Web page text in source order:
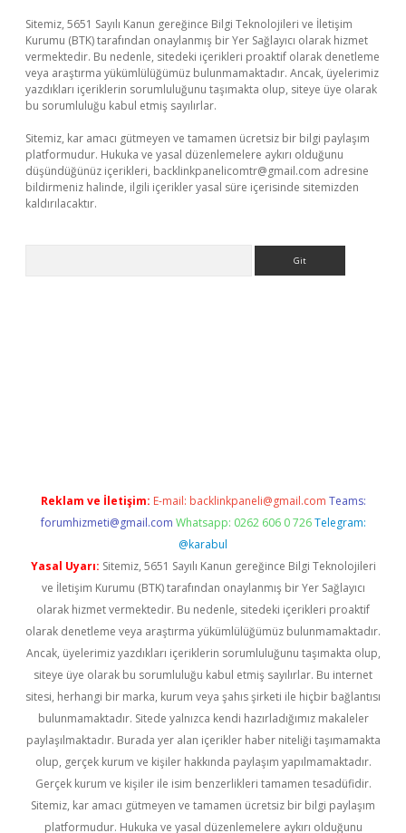
Sitemiz, 5651 Sayılı Kanun gereğince Bilgi Teknolojileri ve İletişim
Kurumu (BTK) tarafından onaylanmış bir Yer Sağlayıcı olarak hizmet
vermektedir. Bu nedenle, sitedeki içerikleri proaktif olarak denetleme
veya araştırma yükümlülüğümüz bulunmamaktadır. Ancak, üyelerimiz
yazdıkları içeriklerin sorumluluğunu taşımakta olup, siteye üye olarak
bu sorumluluğu kabul etmiş sayılırlar.
Sitemiz, kar amacı gütmeyen ve tamamen ücretsiz bir bilgi paylaşım
platformudur. Hukuka ve yasal düzenlemelere aykırı olduğunu
düşündüğünüz içerikleri, backlinkpanelicomtr@gmail.com adresine
bildirmeniz halinde, ilgili içerikler yasal süre içerisinde sitemizden
kaldırılacaktır.
Reklam ve İletişim: E-mail: backlinkpaneli@gmail.com Teams:
forumhizmeti@gmail.com Whatsapp: 0262 606 0 726 Telegram:
@karabul
Yasal Uyarı: Sitemiz, 5651 Sayılı Kanun gereğince Bilgi Teknolojileri
ve İletişim Kurumu (BTK) tarafından onaylanmış bir Yer Sağlayıcı
olarak hizmet vermektedir. Bu nedenle, sitedeki içerikleri proaktif
olarak denetleme veya araştırma yükümlülüğümüz bulunmamaktadır.
Ancak, üyelerimiz yazdıkları içeriklerin sorumluluğunu taşımakta olup,
siteye üye olarak bu sorumluluğu kabul etmiş sayılırlar. Bu internet
sitesi, herhangi bir marka, kurum veya şahıs şirketi ile hiçbir bağlantısı
bulunmamaktadır. Sitede yalnızca kendi hazırladığımız makaleler
paylaşılmaktadır. Burada yer alan içerikler haber niteliği taşımamakta
olup, gerçek kurum ve kişiler hakkında paylaşım yapılmamaktadır.
Gerçek kurum ve kişiler ile isim benzerlikleri tamamen tesadüfidir.
Sitemiz, kar amacı gütmeyen ve tamamen ücretsiz bir bilgi paylaşım
platformudur. Hukuka ve yasal düzenlemelere aykırı olduğunu